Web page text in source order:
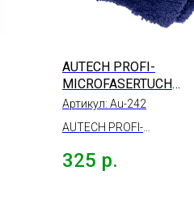
AUTECH PROFI-
MICROFASERTUCH
ПУРПУРНАЯ, 40*40СМ
Артикул: Au-242
AUTECH PROFI-
микрофибра салфетка
325 р.